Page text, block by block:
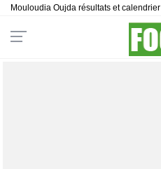
Mouloudia Oujda résultats et calendrier